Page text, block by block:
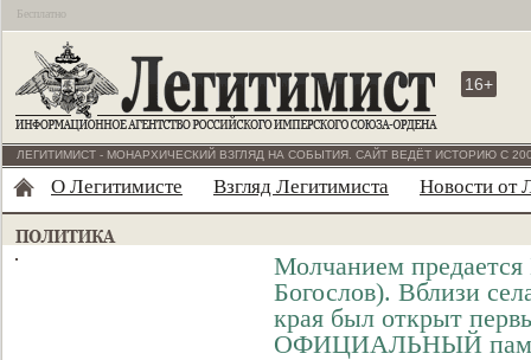
Бесплатно
16+
ЛЕГИТИМИСТ - МОНАРХИЧЕСКИЙ ВЗГЛЯД НА СОБЫТИЯ. САЙТ ВЕДЁТ ИСТОРИЮ С
О Легитимисте Взгляд Легитимиста Новости от
Молчанием предается
Богослов). Вблизи
края был открыт
ОФИЦИАЛЬНЫЙ